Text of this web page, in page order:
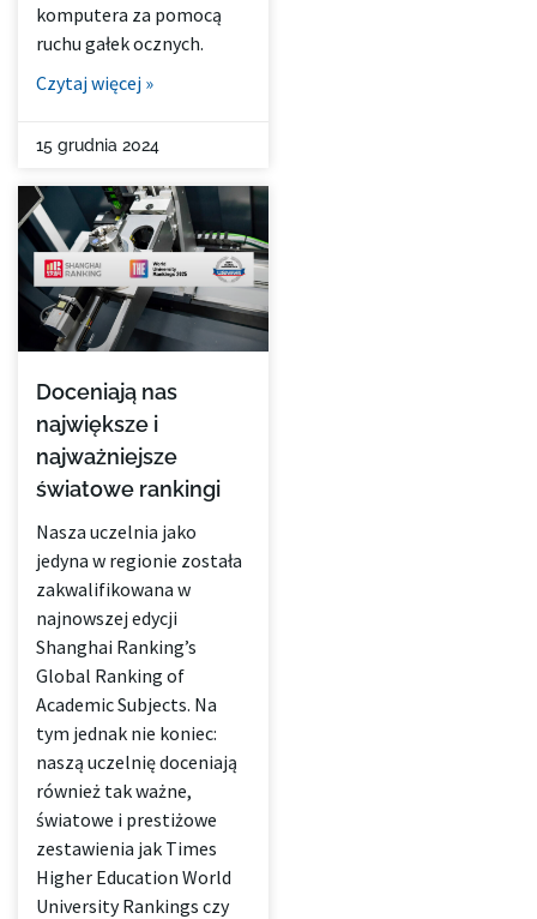
komputera za pomocą
ruchu gałek ocznych.
Czytaj więcej »
15 grudnia 2024
Doceniają nas
największe i
najważniejsze
światowe rankingi
Nasza uczelnia jako
jedyna w regionie została
zakwalifikowana w
najnowszej edycji
Shanghai Ranking’s
Global Ranking of
Academic Subjects. Na
tym jednak nie koniec:
naszą uczelnię doceniają
również tak ważne,
światowe i prestiżowe
zestawienia jak Times
Higher Education World
University Rankings czy